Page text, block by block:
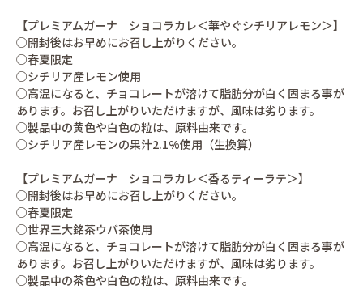
【プレミアムガーナ ショコラカレ＜華やぐシチリアレモン＞】
○開封後はお早めにお召し上がりください。
○春夏限定
○シチリア産レモン使用
○高温になると、チョコレートが溶けて脂肪分が白く固まる事が
あります。お召し上がりいただけますが、風味は劣ります。
○製品中の黄色や白色の粒は、原料由来です。
○シチリア産レモンの果汁2.1%使用（生換算）
【プレミアムガーナ ショコラカレ＜香るティーラテ＞】
○開封後はお早めにお召し上がりください。
○春夏限定
○世界三大銘茶ウバ茶使用
○高温になると、チョコレートが溶けて脂肪分が白く固まる事が
あります。お召し上がりいただけますが、風味は劣ります。
○製品中の茶色や白色の粒は、原料由来です。